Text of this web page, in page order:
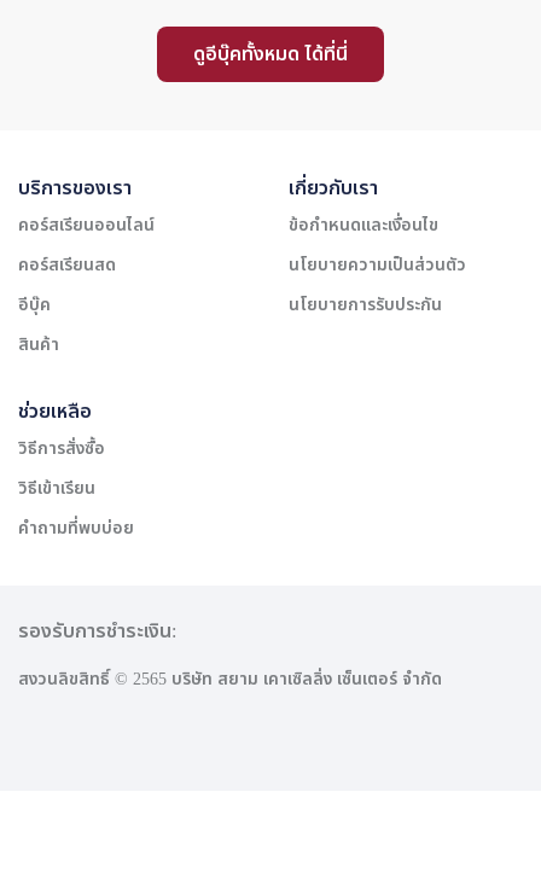
ดูอีบุ๊คทั้งหมด ได้ที่นี่
บริการของเรา
คอร์สเรียนออนไลน์
คอร์สเรียนสด
อีบุ๊ค
สินค้า
เกี่ยวกับเรา
ข้อกำหนดและเงื่อนไข
นโยบายความเป็นส่วนตัว
นโยบายการรับประกัน
ช่วยเหลือ
วิธีการสั่งซื้อ
วิธีเข้าเรียน
คำถามที่พบบ่อย
สงวนลิขสิทธิ์ © 2565 บริษัท สยาม เคาเซิลลิ่ง เซ็นเตอร์ จำกัด
รองรับการชำระเงิน: